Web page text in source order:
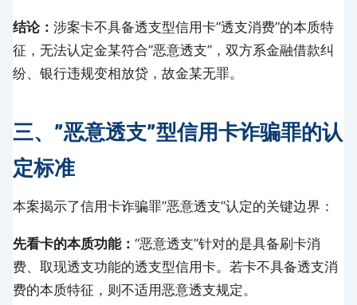
结论： 涉案卡不具备透支型信用卡”透支消费”的本质特
征，无法认定金某符合”恶意透支”，双方系金融借款纠
纷、银行违规变相放贷，故金某无罪。
三、”恶意透支”型信用卡诈骗罪的认
定标准
本案揭示了信用卡诈骗罪”恶意透支”认定的关键边界：
先看卡的本质功能： “恶意透支”针对的是具备刷卡消
费、取现透支功能的透支型信用卡。若卡不具备透支消
费的本质特征，则不适用恶意透支规定。